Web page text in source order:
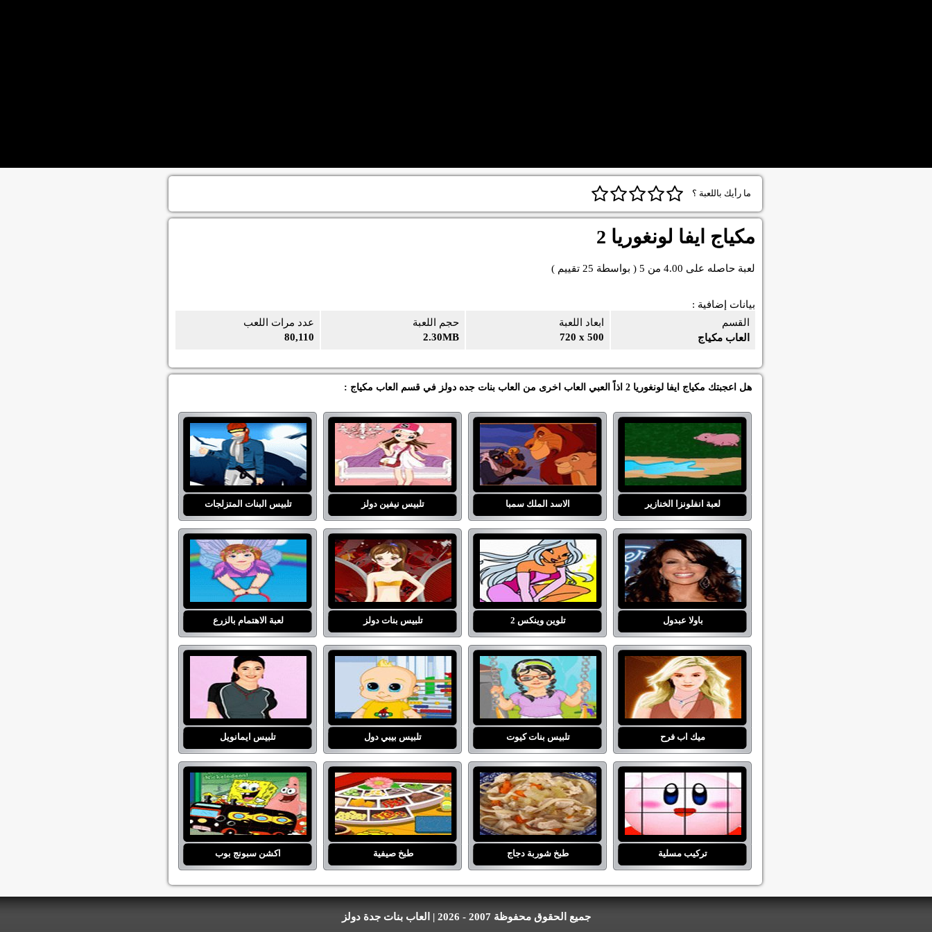
ما رأيك باللعبة ؟
مكياج ايفا لونغوريا 2
لعبة حاصله على 4.00 من 5 ( بواسطة 25 تقييم )
بيانات إضافية :
عدد مرات اللعب
80,110
حجم اللعبة
2.30MB
ابعاد اللعبة
720 x 500
القسم
العاب مكياج
هل اعجبتك مكياج ايفا لونغوريا 2 اذاً العبي العاب اخرى من العاب بنات جده دولز في قسم العاب مكياج :
لعبة انفلونزا الخنازير الاسد الملك سمبا تلبيس نيفين دولز تلبيس البنات المتزلجات
باولا عبدول تلوين وينكس 2 تلبيس بنات دولز لعبة الاهتمام بالزرع
ميك اب فرح تلبيس بنات كيوت تلبيس بيبي دول تلبيس ايمانويل
تركيب مسلية طبخ شوربة دجاج طبخ صيفية اكشن سبونج بوب
جميع الحقوق محفوظة 2007 - 2026 | العاب بنات جدة دولز